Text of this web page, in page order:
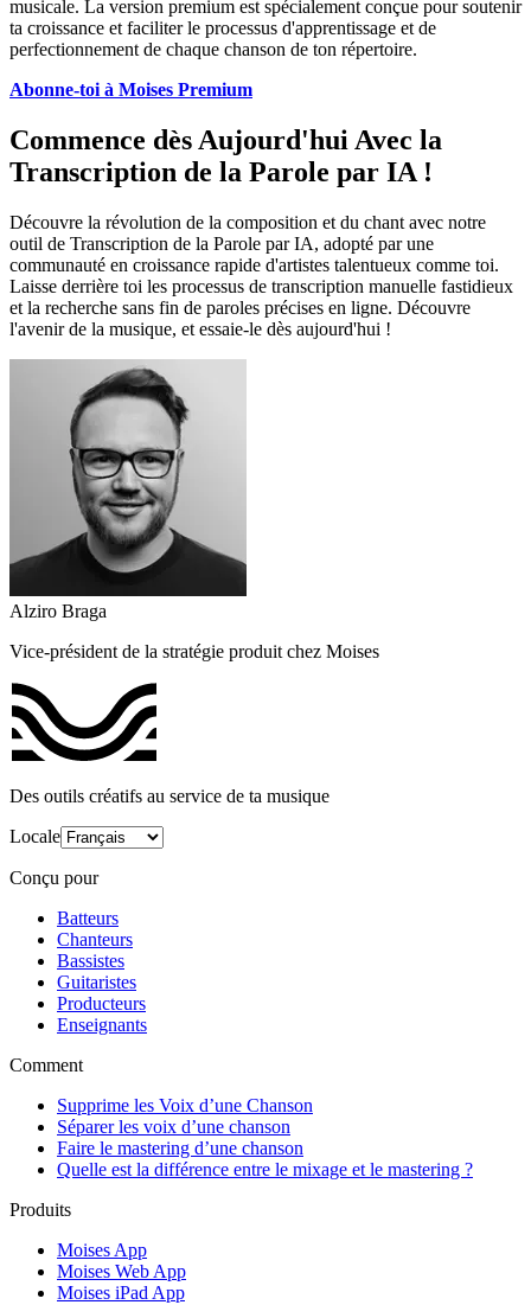
musicale. La version premium est spécialement conçue pour soutenir
ta croissance et faciliter le processus d'apprentissage et de
perfectionnement de chaque chanson de ton répertoire.
Abonne-toi à Moises Premium
Commence dès Aujourd'hui Avec la
Transcription de la Parole par IA !
Découvre la révolution de la composition et du chant avec notre
outil de Transcription de la Parole par IA, adopté par une
communauté en croissance rapide d'artistes talentueux comme toi.
Laisse derrière toi les processus de transcription manuelle fastidieux
et la recherche sans fin de paroles précises en ligne. Découvre
l'avenir de la musique, et essaie-le dès aujourd'hui !
Alziro Braga
Vice-président de la stratégie produit chez Moises
Des outils créatifs au service de ta musique
Locale
Conçu pour
Batteurs
Chanteurs
Bassistes
Guitaristes
Producteurs
Enseignants
Comment
Supprime les Voix d’une Chanson
Séparer les voix d’une chanson
Faire le mastering d’une chanson
Quelle est la différence entre le mixage et le mastering ?
Produits
Moises App
Moises Web App
Moises iPad App